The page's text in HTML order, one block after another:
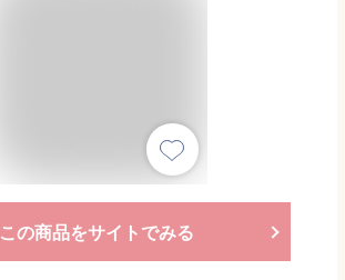
この商品をサイトでみる